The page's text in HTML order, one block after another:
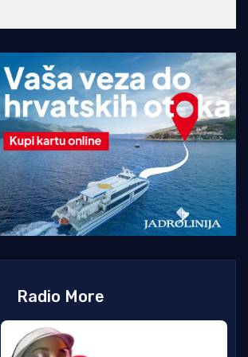
Radio More